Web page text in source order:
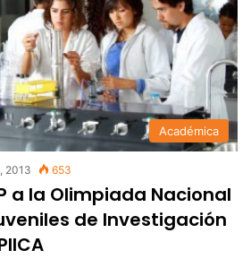
Académica
2013 653
a la Olimpiada Nacional
de Investigación